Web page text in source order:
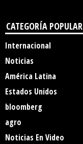
CATEGORÍA POPULAR
Internacional
Noticias
América Latina
Estados Unidos
bloomberg
agro
Noticias En Video